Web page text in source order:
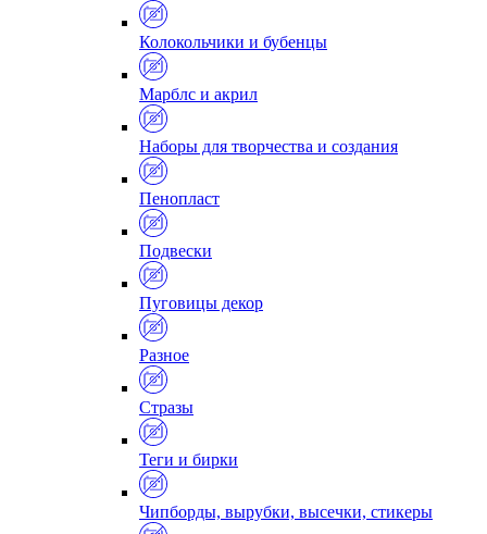
Колокольчики и бубенцы
Марблс и акрил
Наборы для творчества и создания
Пенопласт
Подвески
Пуговицы декор
Разное
Стразы
Теги и бирки
Чипборды, вырубки, высечки, стикеры